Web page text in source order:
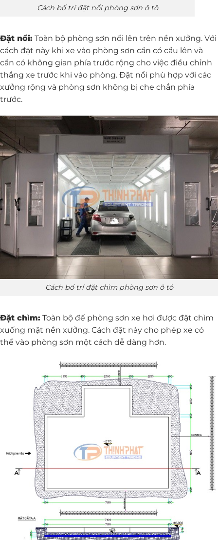
Cách bố trí đặt nổi phòng sơn ô tô
Đặt nổi: Toàn bộ phòng sơn nổi lên trên nền xưởng. Với
cách đặt này khi xe vảo phòng sơn cần có cầu lên và
cần có không gian phía trước rộng cho việc điều chỉnh
thẳng xe trước khi vào phòng. Đặt nổi phù hợp với các
xưởng rộng và phòng sơn không bị che chắn phía
trước.
Cách bố trí đặt chìm phòng sơn ô tô
Đặt chìm: Toàn bộ đế phòng sơn xe hơi được đặt chìm
xuống mặt nền xưởng. Cách đặt này cho phép xe có
thể vào phòng sơn một cách dễ dàng hơn.